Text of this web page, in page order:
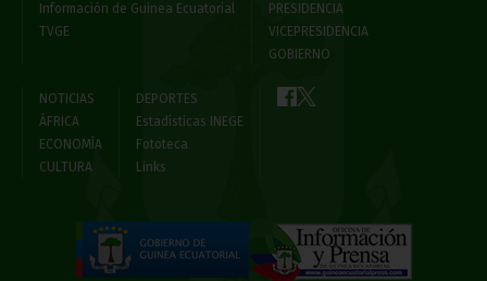
Información de Guinea Ecuatorial
TVGE
PRESIDENCIA
VICEPRESIDENCIA
GOBIERNO
NOTICIAS
ÁFRICA
ECONOMÍA
CULTURA
DEPORTES
Estadísticas INEGE
Fototeca
Links